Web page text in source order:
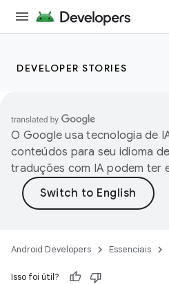
DEVELOPER STORIES
O Google usa tecnologia de
conteúdos para seu idioma
traduções com IA podem ter
Android Developers Essenciais
Isso foi útil?